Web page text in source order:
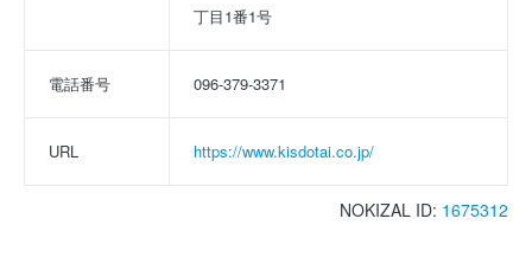
丁目1番1号
電話番号 096-379-3371
URL https://www.kisdotai.co.jp/
NOKIZAL ID: 1675312